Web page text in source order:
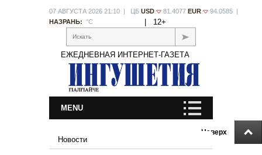
Наверх
07 АВГУСТА 2026 21:10 | ЦБ USD 81.4077 EUR
94.0585 |
НАЗРАНЬ: °С 12+
Искать
ЕЖЕДНЕВНАЯ ИНТЕРНЕТ-ГАЗЕТА
MENU
Новости